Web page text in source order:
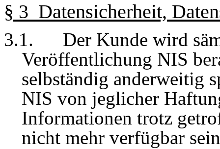
§ 3 Datensicherheit,
3.1.
Der Kunde wird
Veröffentlichung NIS
selbständig anderweitig
NIS von jeglicher
Informationen trotz
nicht mehr verfügbar